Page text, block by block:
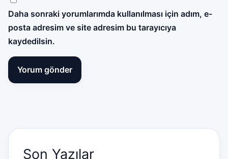
Daha sonraki yorumlarımda kullanılması için adım, e-
posta adresim ve site adresim bu tarayıcıya
kaydedilsin.
Son Yazılar